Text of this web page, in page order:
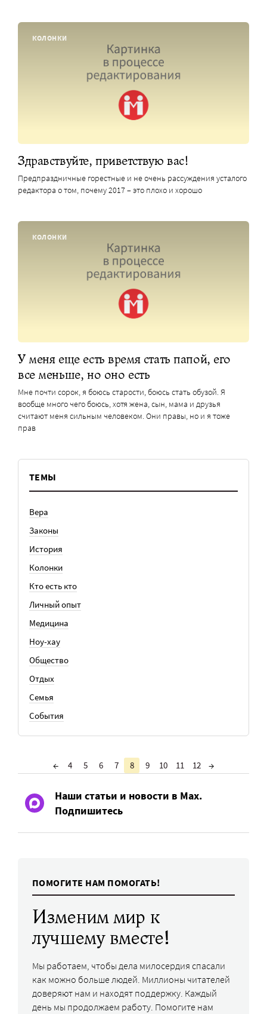
КОЛОНКИ
Здравствуйте, приветствую вас!
Предпраздничные горестные и не очень рассуждения усталого
редактора о том, почему 2017 – это плохо и хорошо
КОЛОНКИ
У меня еще есть время стать папой, его
все меньше, но оно есть
Мне почти сорок, я боюсь старости, боюсь стать обузой. Я
вообще много чего боюсь, хотя жена, сын, мама и друзья
считают меня сильным человеком. Они правы, но и я тоже
прав
ТЕМЫ
Вера
Законы
История
Колонки
Кто есть кто
Личный опыт
Медицина
Ноу-хау
Общество
Отдых
Семья
События
← 4 5 6 7 8 9 10 11 12 →
Наши статьи и новости в Max.
Подпишитесь
ПОМОГИТЕ НАМ ПОМОГАТЬ!
Изменим мир к
лучшему вместе!
Мы работаем, чтобы дела милосердия спасали
как можно больше людей. Миллионы читателей
доверяют нам и находят поддержку. Каждый
день мы продолжаем работу. Помогите нам